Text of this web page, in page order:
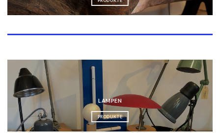
LAMPEN
PRODUKTE